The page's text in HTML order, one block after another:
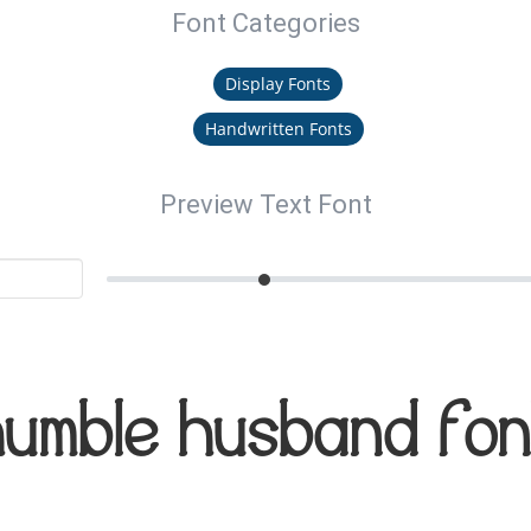
Font Categories
Display Fonts
Handwritten Fonts
Preview Text Font
Husband